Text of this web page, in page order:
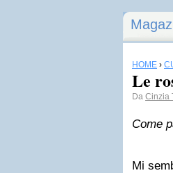
HOME ›
Le
Da Cinzia
Come
Mi